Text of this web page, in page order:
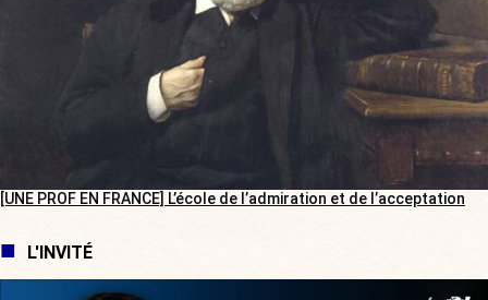
[UNE PROF EN FRANCE] L’école de l’admiration et de l’acceptation
L'INVITÉ